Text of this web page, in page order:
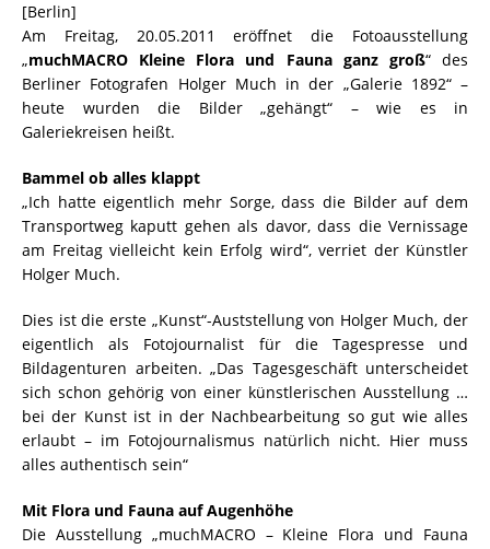
[Berlin]
Am Freitag, 20.05.2011 eröffnet die Fotoausstellung
„muchMACRO Kleine Flora und Fauna ganz groß“ des
Berliner Fotografen Holger Much in der „Galerie 1892“ –
heute wurden die Bilder „gehängt“ – wie es in
Galeriekreisen heißt.
Bammel ob alles klappt
„Ich hatte eigentlich mehr Sorge, dass die Bilder auf dem
Transportweg kaputt gehen als davor, dass die Vernissage
am Freitag vielleicht kein Erfolg wird“, verriet der Künstler
Holger Much.
Dies ist die erste „Kunst“-Auststellung von Holger Much, der
eigentlich als Fotojournalist für die Tagespresse und
Bildagenturen arbeiten. „Das Tagesgeschäft unterscheidet
sich schon gehörig von einer künstlerischen Ausstellung …
bei der Kunst ist in der Nachbearbeitung so gut wie alles
erlaubt – im Fotojournalismus natürlich nicht. Hier muss
alles authentisch sein“
Mit Flora und Fauna auf Augenhöhe
Die Ausstellung „muchMACRO – Kleine Flora und Fauna